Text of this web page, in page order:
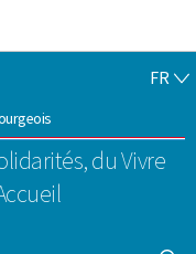
du Vivre
FR